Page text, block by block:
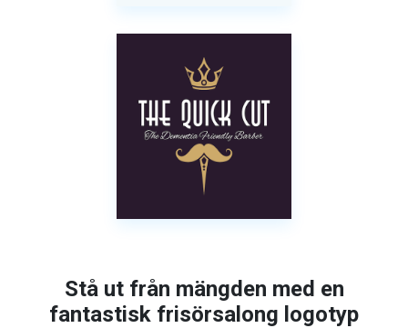
Stå ut från mängden med en
fantastisk frisörsalong logotyp